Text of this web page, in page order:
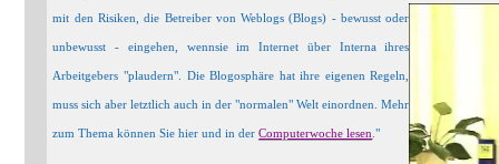
mit den Risiken, die Betreiber von Weblogs (Blogs) - bewusst oder
unbewusst - eingehen, wennsie im Internet über Interna ihres
Arbeitgebers "plaudern". Die Blogosphäre hat ihre eigenen Regeln,
muss sich aber letztlich auch in der "normalen" Welt einordnen. Mehr
zum Thema können Sie hier und in derComputerwoche lesen ."